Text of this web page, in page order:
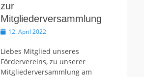
zur
Mitgliederversammlung
Veröffentlicht
12. April 2022
Liebes Mitglied unseres
Fördervereins, zu unserer
Mitgliederversammlung am